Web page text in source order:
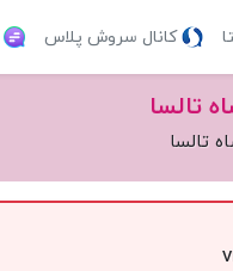
کانال سروش پلاس
تالسا
تالسا